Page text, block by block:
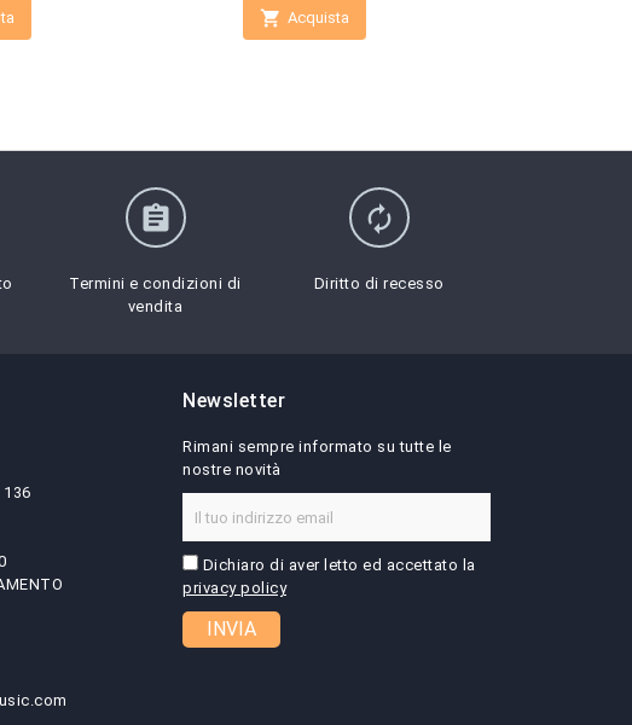
 Acquista
assignment
Termini e condizioni di
vendita
autorenew
Diritto di recesso
Newsletter
Rimani sempre informato su tutte le
nostre novità
Dichiaro di aver letto ed accettato la
privacy policy
INVIA